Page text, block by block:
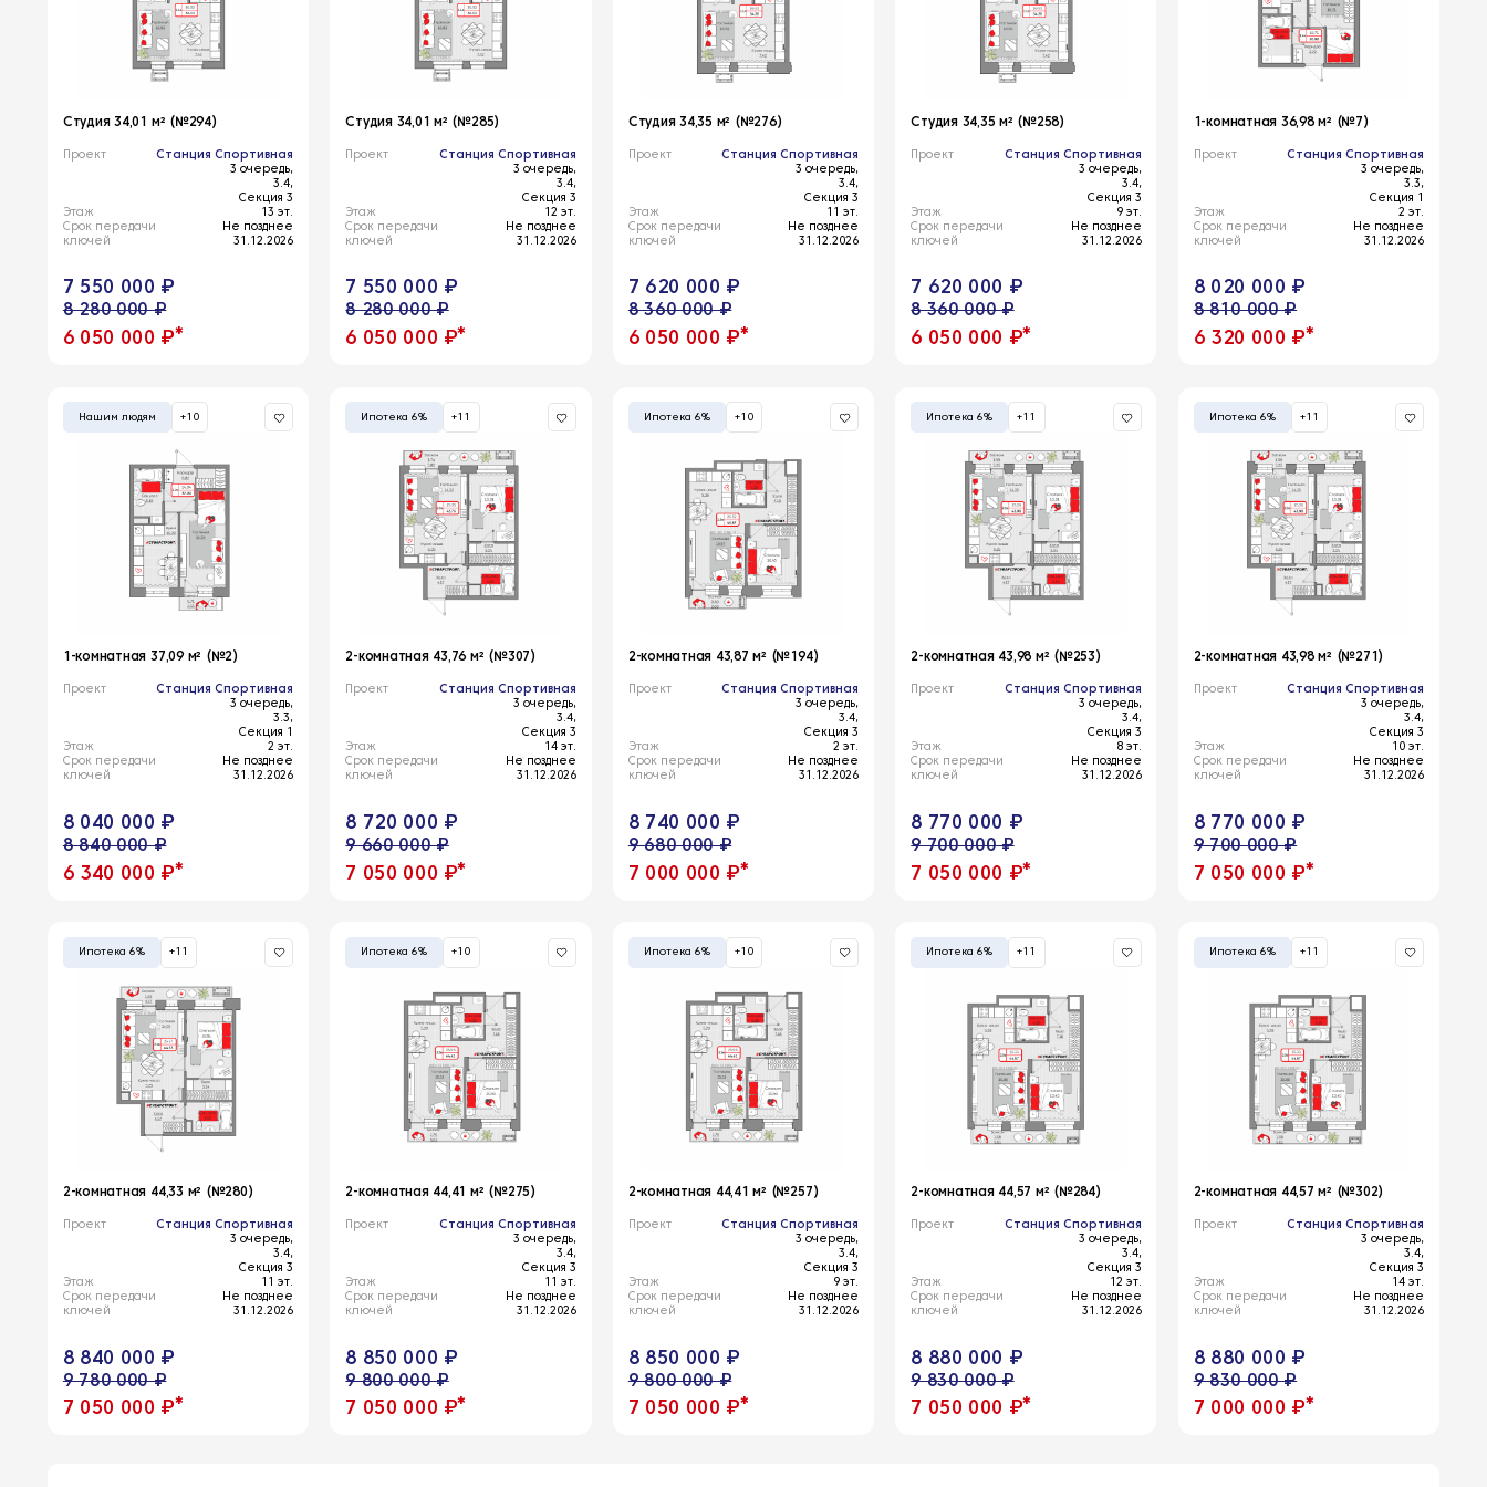
Студия 34,01 м² (№294)
Проект
Станция Спортивная
3 очередь,
3.4,
Секция 3
Этаж
13 эт.
Срок передачи
ключей
Не позднее
31.12.2026
7 550 000 ₽
8 280 000 ₽
6 050 000 ₽*
Студия 34,01 м² (№285)
Проект
Станция Спортивная
3 очередь,
3.4,
Секция 3
Этаж
12 эт.
Срок передачи
ключей
Не позднее
31.12.2026
7 550 000 ₽
8 280 000 ₽
6 050 000 ₽*
Студия 34,35 м² (№276)
Проект
Станция Спортивная
3 очередь,
3.4,
Секция 3
Этаж
11 эт.
Срок передачи
ключей
Не позднее
31.12.2026
7 620 000 ₽
8 360 000 ₽
6 050 000 ₽*
Студия 34,35 м² (№258)
Проект
Станция Спортивная
3 очередь,
3.4,
Секция 3
Этаж
9 эт.
Срок передачи
ключей
Не позднее
31.12.2026
7 620 000 ₽
8 360 000 ₽
6 050 000 ₽*
1-комнатная 36,98 м² (№7)
Проект
Станция Спортивная
3 очередь,
3.3,
Секция 1
Этаж
2 эт.
Срок передачи
ключей
Не позднее
31.12.2026
8 020 000 ₽
8 810 000 ₽
6 320 000 ₽*
Нашим людям +10
1-комнатная 37,09 м² (№2)
Проект
Станция Спортивная
3 очередь,
3.3,
Секция 1
Этаж
2 эт.
Срок передачи
ключей
Не позднее
31.12.2026
8 040 000 ₽
8 840 000 ₽
6 340 000 ₽*
Ипотека 6% +11
2-комнатная 43,76 м² (№307)
Проект
Станция Спортивная
3 очередь,
3.4,
Секция 3
Этаж
14 эт.
Срок передачи
ключей
Не позднее
31.12.2026
8 720 000 ₽
9 660 000 ₽
7 050 000 ₽*
Ипотека 6% +10
2-комнатная 43,87 м² (№194)
Проект
Станция Спортивная
3 очередь,
3.4,
Секция 3
Этаж
2 эт.
Срок передачи
ключей
Не позднее
31.12.2026
8 740 000 ₽
9 680 000 ₽
7 000 000 ₽*
Ипотека 6% +11
2-комнатная 43,98 м² (№253)
Проект
Станция Спортивная
3 очередь,
3.4,
Секция 3
Этаж
8 эт.
Срок передачи
ключей
Не позднее
31.12.2026
8 770 000 ₽
9 700 000 ₽
7 050 000 ₽*
Ипотека 6% +11
2-комнатная 43,98 м² (№271)
Проект
Станция Спортивная
3 очередь,
3.4,
Секция 3
Этаж
10 эт.
Срок передачи
ключей
Не позднее
31.12.2026
8 770 000 ₽
9 700 000 ₽
7 050 000 ₽*
Ипотека 6% +11
2-комнатная 44,33 м² (№280)
Проект
Станция Спортивная
3 очередь,
3.4,
Секция 3
Этаж
11 эт.
Срок передачи
ключей
Не позднее
31.12.2026
8 840 000 ₽
9 780 000 ₽
7 050 000 ₽*
Ипотека 6% +10
2-комнатная 44,41 м² (№275)
Проект
Станция Спортивная
3 очередь,
3.4,
Секция 3
Этаж
11 эт.
Срок передачи
ключей
Не позднее
31.12.2026
8 850 000 ₽
9 800 000 ₽
7 050 000 ₽*
Ипотека 6% +10
2-комнатная 44,41 м² (№257)
Проект
Станция Спортивная
3 очередь,
3.4,
Секция 3
Этаж
9 эт.
Срок передачи
ключей
Не позднее
31.12.2026
8 850 000 ₽
9 800 000 ₽
7 050 000 ₽*
Ипотека 6% +11
2-комнатная 44,57 м² (№284)
Проект
Станция Спортивная
3 очередь,
3.4,
Секция 3
Этаж
12 эт.
Срок передачи
ключей
Не позднее
31.12.2026
8 880 000 ₽
9 830 000 ₽
7 050 000 ₽*
Ипотека 6% +11
2-комнатная 44,57 м² (№302)
Проект
Станция Спортивная
3 очередь,
3.4,
Секция 3
Этаж
14 эт.
Срок передачи
ключей
Не позднее
31.12.2026
8 880 000 ₽
9 830 000 ₽
7 000 000 ₽*